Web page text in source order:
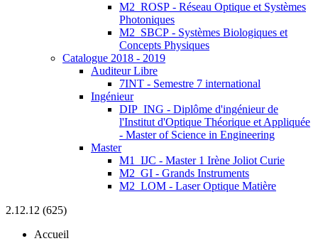
M2_ROSP - Réseau Optique et Systèmes
Photoniques
M2_SBCP - Systèmes Biologiques et
Concepts Physiques
Catalogue 2018 - 2019
Auditeur Libre
7INT - Semestre 7 international
Ingénieur
DIP_ING - Diplôme d'ingénieur de
l'Institut d'Optique Théorique et Appliquée
- Master of Science in Engineering
Master
M1_IJC - Master 1 Irène Joliot Curie
M2_GI - Grands Instruments
M2_LOM - Laser Optique Matière
2.12.12 (625)
Accueil